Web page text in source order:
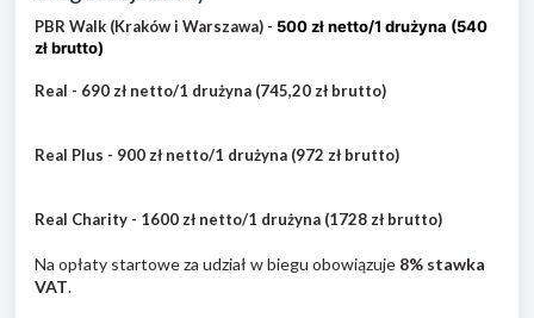
PBR Walk (Kraków i Warszawa) - 500 zł netto/1 drużyna (540
zł brutto)
Real - 690 zł netto/1 drużyna (745,20 zł brutto)
Real Plus - 900 zł netto/1 drużyna (972 zł brutto)
Real Charity - 1600 zł netto/1 drużyna (1728 zł brutto)
Na opłaty startowe za udział w biegu obowiązuje 8% stawka
VAT.